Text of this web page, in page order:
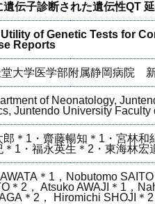
遺伝子診断された遺伝性QT
of Genetic Tests for
Reports
堂大学医学部附属静岡病院
of Neonatology,
Juntendo University Faculty
郎＊1・齋藤暢知＊1・宮林和
＊1・福永英生＊2・東海林
＊1，Nobutomo
＊2， Atsuko AWAJI＊1，
＊2， Hiromichi SHOJI＊